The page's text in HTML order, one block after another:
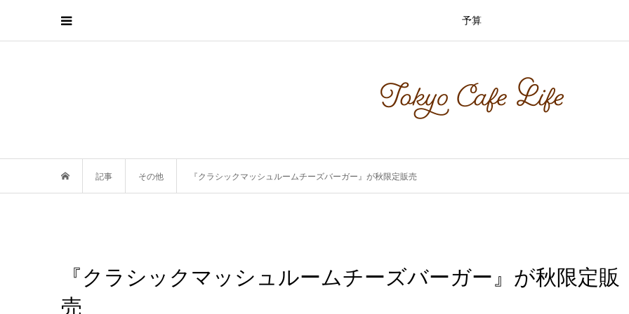
予算
記事 その他 『クラシックマッシュルームチーズバーガー』が秋限定販売
『クラシックマッシュルームチーズバーガー』が秋限定販
売